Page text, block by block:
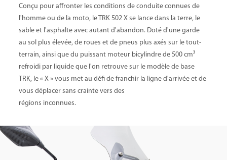
Conçu pour affronter les conditions de conduite connues de
l'homme ou de la moto, le TRK 502 X se lance dans la terre, le
sable et l'asphalte avec autant d'abandon. Doté d'une garde
au sol plus élevée, de roues et de pneus plus axés sur le tout-
terrain, ainsi que du puissant moteur bicylindre de 500 cm³
refroidi par liquide que l'on retrouve sur le modèle de base
TRK, le « X » vous met au défi de franchir la ligne d'arrivée et de
vous déplacer sans crainte vers des
régions inconnues.